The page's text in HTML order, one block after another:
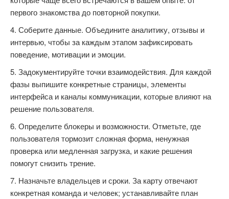
первого знакомства до повторной покупки.
Соберите данные. Объедините аналитику, отзывы и
интервью, чтобы за каждым этапом зафиксировать
поведение, мотивации и эмоции.
Задокументируйте точки взаимодействия. Для каждой
фазы выпишите конкретные страницы, элементы
интерфейса и каналы коммуникации, которые влияют на
решение пользователя.
Определите блокеры и возможности. Отметьте, где
пользователя тормозит сложная форма, ненужная
проверка или медленная загрузка, и какие решения
помогут снизить трение.
Назначьте владельцев и сроки. За карту отвечают
конкретная команда и человек; устанавливайте план